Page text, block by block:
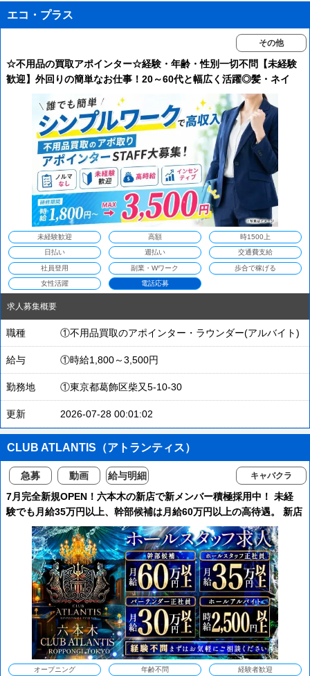
エコ・プラス
その他
☆不用品の買取アポインター☆経験・年齢・性別一切不問【未経験
歓迎】外回りの簡単なお仕事！20～60代と幅広く活躍◎髪・ネイ
ル・ピアス自由！週2からOK！土日休み可！扶養控除内も大丈夫！
WEB面接対応
未経験歓迎 高額 時1500上
日払い 週払い 交通費支給
社員登用 副業・Wワーク 歩合で稼げる
女性活躍 電話応募
求人募集概要
職種 ①不用品買取のアポインター・ラウンダー(アルバイト)
給与 ①時給1,800～3,500円
勤務地 ①東京都葛飾区柴又5-10-30
更新 2026-07-28 00:01:02
CLUB ATLANTIS（アトランティス）
急募 動画 給与明細 キャバクラ
7月完全新規OPEN！六本木の新店で新メンバー積極採用中！ 未経
験でも月給35万円以上、幹部候補は月給60万円以上の高待遇。 新店
だからこそ、役職ポストも多数！頑張り次第でスピード昇格も可能
です。
オープニング 年齢不問 経験者歓迎